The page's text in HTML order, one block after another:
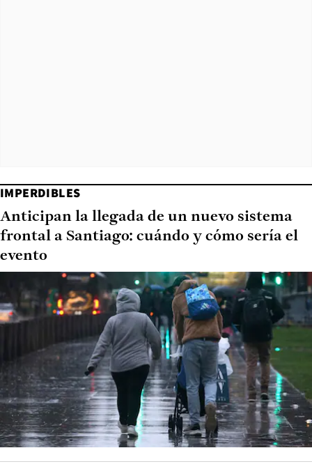
IMPERDIBLES
Anticipan la llegada de un nuevo sistema
frontal a Santiago: cuándo y cómo sería el
evento